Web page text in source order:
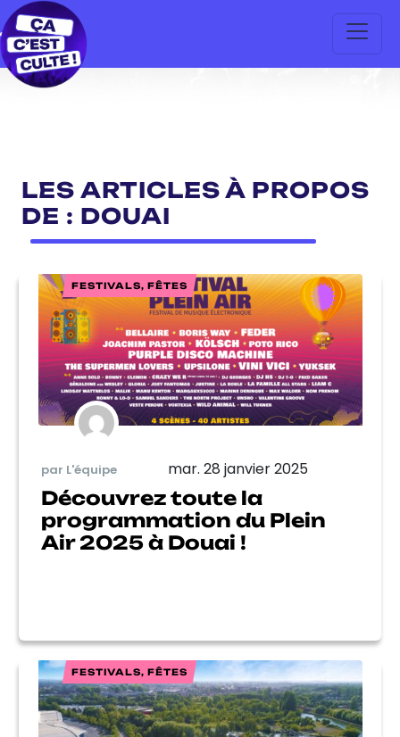
LES ARTICLES À PROPOS
DE : DOUAI
FESTIVALS, FÊTES
par L'équipe mar. 28 janvier 2025
Découvrez toute la
programmation du Plein
Air 2025 à Douai !
FESTIVALS, FÊTES